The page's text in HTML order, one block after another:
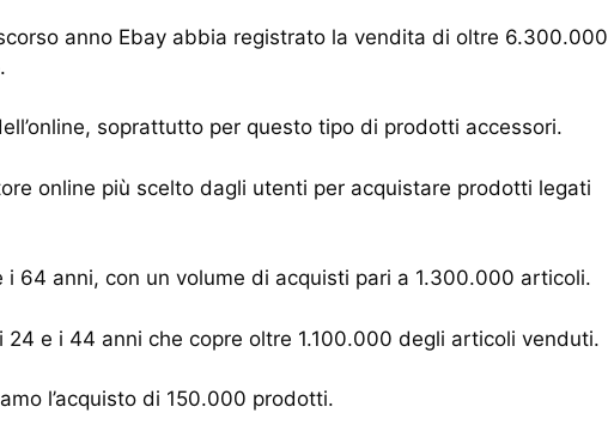
anno Ebay abbia registrato la vendita di oltre 6.300.000
soprattutto per questo tipo di prodotti accessori.
online più scelto dagli utenti per acquistare prodotti legati
i 64 anni, con un volume di acquisti pari a 1.300.000 articoli.
24 e i 44 anni che copre oltre 1.100.000 degli articoli venduti.
l’acquisto di 150.000 prodotti.